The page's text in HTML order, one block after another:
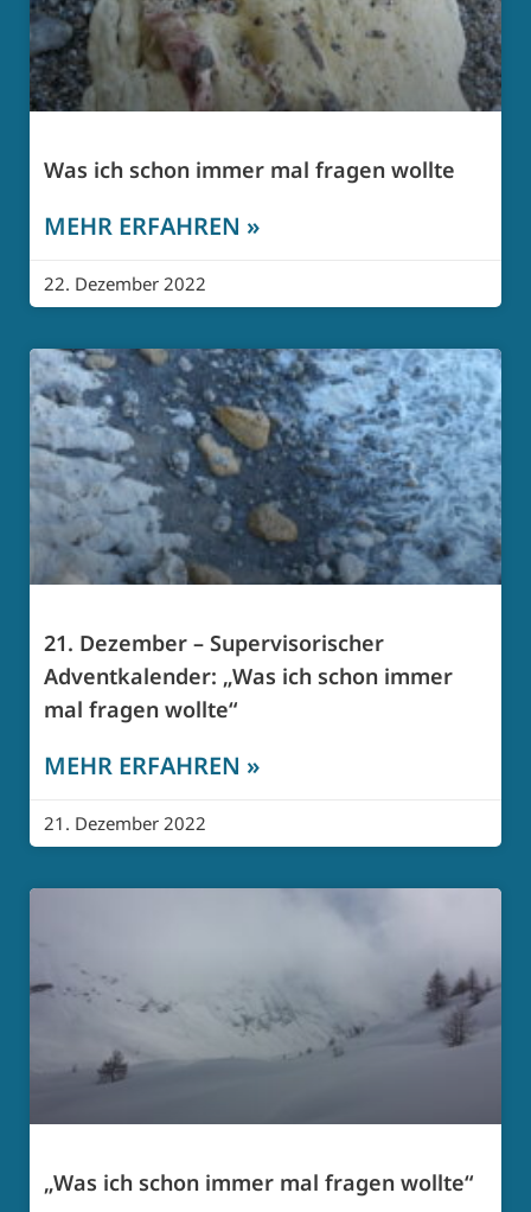
Was ich schon immer mal fragen wollte
MEHR ERFAHREN »
22. Dezember 2022
21. Dezember – Supervisorischer
Adventkalender: „Was ich schon immer
mal fragen wollte“
MEHR ERFAHREN »
21. Dezember 2022
„Was ich schon immer mal fragen wollte“